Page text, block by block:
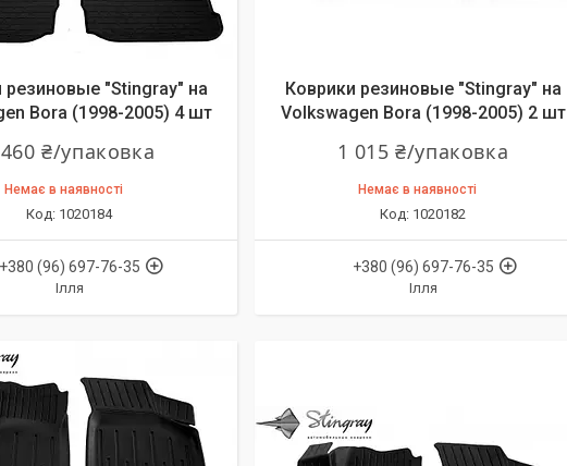
резиновые "Stingray" на
Bora (1998-2005) 4 шт
₴/упаковка
Немає в наявності
1020184
+380 (96) 697-76-35
Ілля
Коврики резиновые "Stingray" на
Volkswagen Bora (1998-2005) 2 шт
1 015 ₴/упаковка
Немає в наявності
1020182
+380 (96) 697-76-35
Ілля